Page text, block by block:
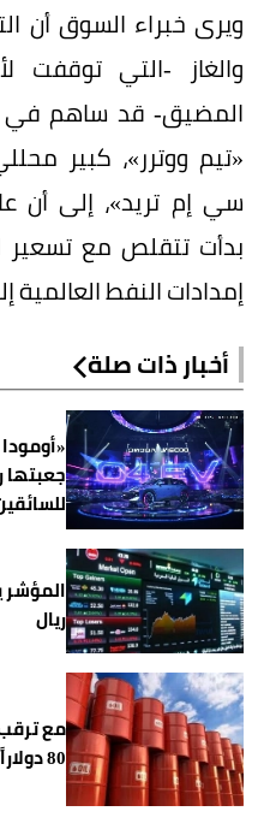
ويرى خبراء السوق أن
والغاز -التي توقفت
المضيق- قد ساهم في
«تيم ووترر»، كبير
سي إم تريد»، إلى أن
بدأت تتقلص مع تسعير
إمدادات النفط
أخبار ذات صلة
جعبتها
ريال
مع
80 دولاراً